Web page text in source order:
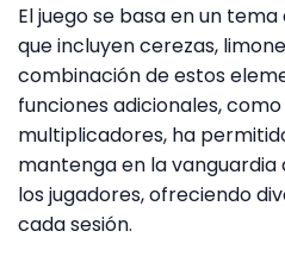
El juego se basa en un
que incluyen cerezas,
combinación de estos
funciones adicionales,
multiplicadores, ha
mantenga en la
los jugadores, ofreciendo
cada sesión.